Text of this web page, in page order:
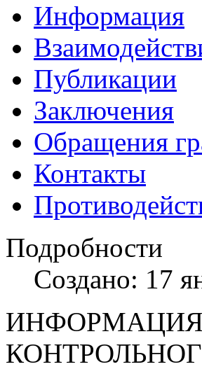
Информация
Публикации
Заключения
Обращения
Контакты
Подробности
Создано: 17